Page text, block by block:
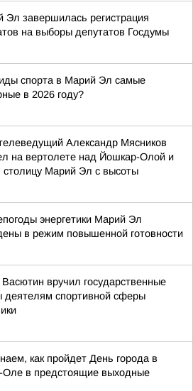
Эл завершилась регистрация
на выборы депутатов Госдумы
спорта в Марий Эл самые
в 2026 году?
Александр Мясников
на вертолете над Йошкар-Олой и
столицу Марий Эл с высоты
энергетики Марий Эл
в режим повышенной готовности
вручил государственные
деятелям спортивной сферы
как пройдет День города в
Оле в предстоящие выходные